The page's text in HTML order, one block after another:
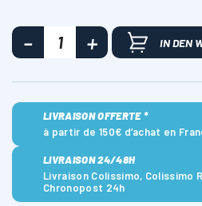
IN DEN
LIVRAISON OFFERTE *
à partir de 150€ d’achat en
LIVRAISON 24/48H
Livraison Colissimo, Colissimo
Chronopost 24h